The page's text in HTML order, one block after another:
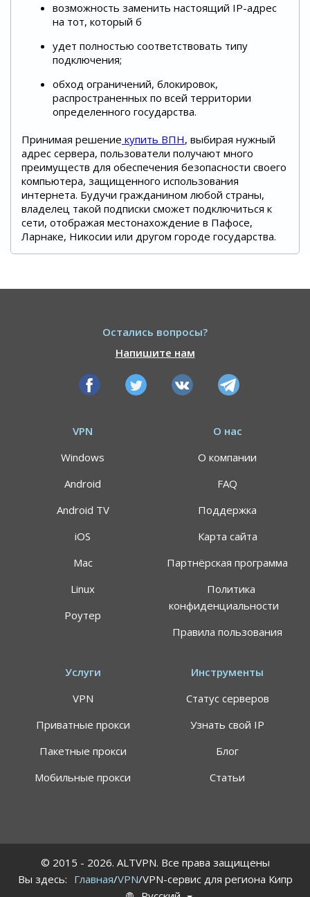
СКИДКИ 64%
Воспользуйтесь специальным предложением
ALTVPN, и сэкомьте на тарифном плане до 64%
191.8$ 59.99$
Цена указана за план подписки 24 месяца, может
Самый быстрый VPN-сервис в мире
деньги без лишних вопросов)
0 11 30 16
возможность заменить настоящий IP-адрес
на тот, который б
удет полностью соответствовать типу
подключения;
обход ограничений, блокировок,
распространенных по всей территории
определенного государства.
Принимая решение купить ВПН, выбирая нужный
адрес сервера, пользователи получают много
преимуществ для обеспечения безопасности своего
компьютера, защищенного использования
интернета. Будучи гражданином любой страны,
владелец такой подписки сможет подключиться к
сети, отображая местонахождение в Пафосе,
Ларнаке, Никосии или другом городе государства.
Остались вопросы?
Напишите нам
VPN
Windows
Android
Android TV
iOS
Mac
Linux
Роутер
О нас
О компании
FAQ
Поддержка
Карта сайта
Партнёрская программа
Политика
конфиденциальности
Правила пользования
Услуги
VPN
Приватные прокси
Пакетные прокси
Мобильные прокси
Инструменты
Статус серверов
Узнать свой IP
Блог
Статьи
© 2015 - 2026. ALTVPN. Все права защищены
Вы здесь: Главная/VPN/VPN-сервис для региона Кипр